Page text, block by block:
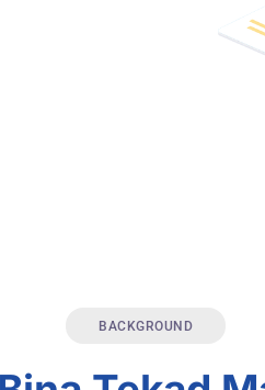
BACKGROUND